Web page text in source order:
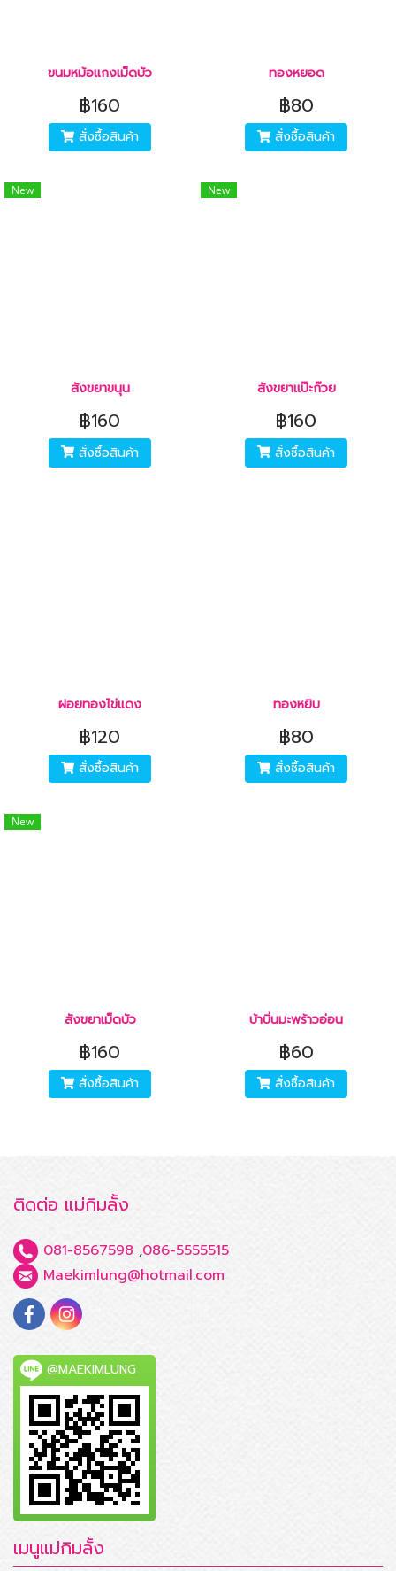
ขนมหม้อแกงเม็ดบัว
฿160
สั่งซื้อสินค้า
ทองหยอด
฿80
สั่งซื้อสินค้า
New
สังขยาขนุน
฿160
สั่งซื้อสินค้า
New
สังขยาแป๊ะก๊วย
฿160
สั่งซื้อสินค้า
ฝอยทองไข่แดง
฿120
สั่งซื้อสินค้า
ทองหยิบ
฿80
สั่งซื้อสินค้า
New
สังขยาเม็ดบัว
฿160
สั่งซื้อสินค้า
บ้าบิ่นมะพร้าวอ่อน
฿60
สั่งซื้อสินค้า
ติดต่อ แม่กิมลั้ง
081-8567598 ,086-5555515
Maekimlung@hotmail.com
@MAEKIMLUNG
เมนูแม่กิมลั้ง